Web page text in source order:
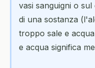
vasi sanguigni o
di una sostanza
troppo sale e
e acqua significa